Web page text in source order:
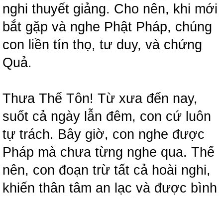
nghi thuyết giảng. Cho nên, khi mới
bắt gặp và nghe Phật Pháp, chúng
con liền tín thọ, tư duy, và chứng
Quả.
Thưa Thế Tôn! Từ xưa đến nay,
suốt cả ngày lẫn đêm, con cứ luôn
tự trách. Bây giờ, con nghe được
Pháp mà chưa từng nghe qua. Thế
nên, con đoạn trừ tất cả hoài nghi,
khiến thân tâm an lạc và được bình